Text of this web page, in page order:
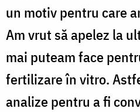
un motiv pentru care
Am vrut să apelez la
mai puteam face
fertilizare în vitro.
analize pentru a fi